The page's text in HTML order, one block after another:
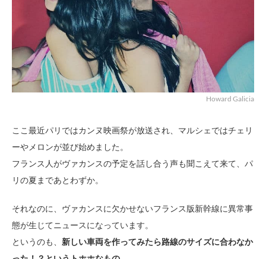
Howard Galicia
ここ最近パリではカンヌ映画祭が放送され、マルシェではチェリ
ーやメロンが並び始めました。
フランス人がヴァカンスの予定を話し合う声も聞こえて来て、パ
リの夏まであとわずか。
それなのに、ヴァカンスに欠かせないフランス版新幹線に異常事
態が生じてニュースになっています。
というのも、 新しい車両を作ってみたら路線のサイズに合わなか